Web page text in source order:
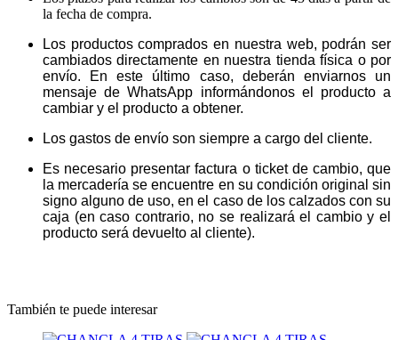
la fecha de compra.
Los productos comprados en nuestra web, podrán ser
cambiados directamente en nuestra tienda física o por
envío. En este último caso, deberán enviarnos un
mensaje de WhatsApp informándonos el producto a
cambiar y el producto a obtener.
Los gastos de envío son siempre a cargo del cliente.
Es necesario presentar factura o ticket de cambio, que
la mercadería se encuentre en su condición original sin
signo alguno de uso, en el caso de los calzados con su
caja (en caso contrario, no se realizará el cambio y el
producto será devuelto al cliente).
También te puede interesar